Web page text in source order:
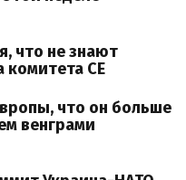
что не знают
комитета СЕ
что он больше
венграми